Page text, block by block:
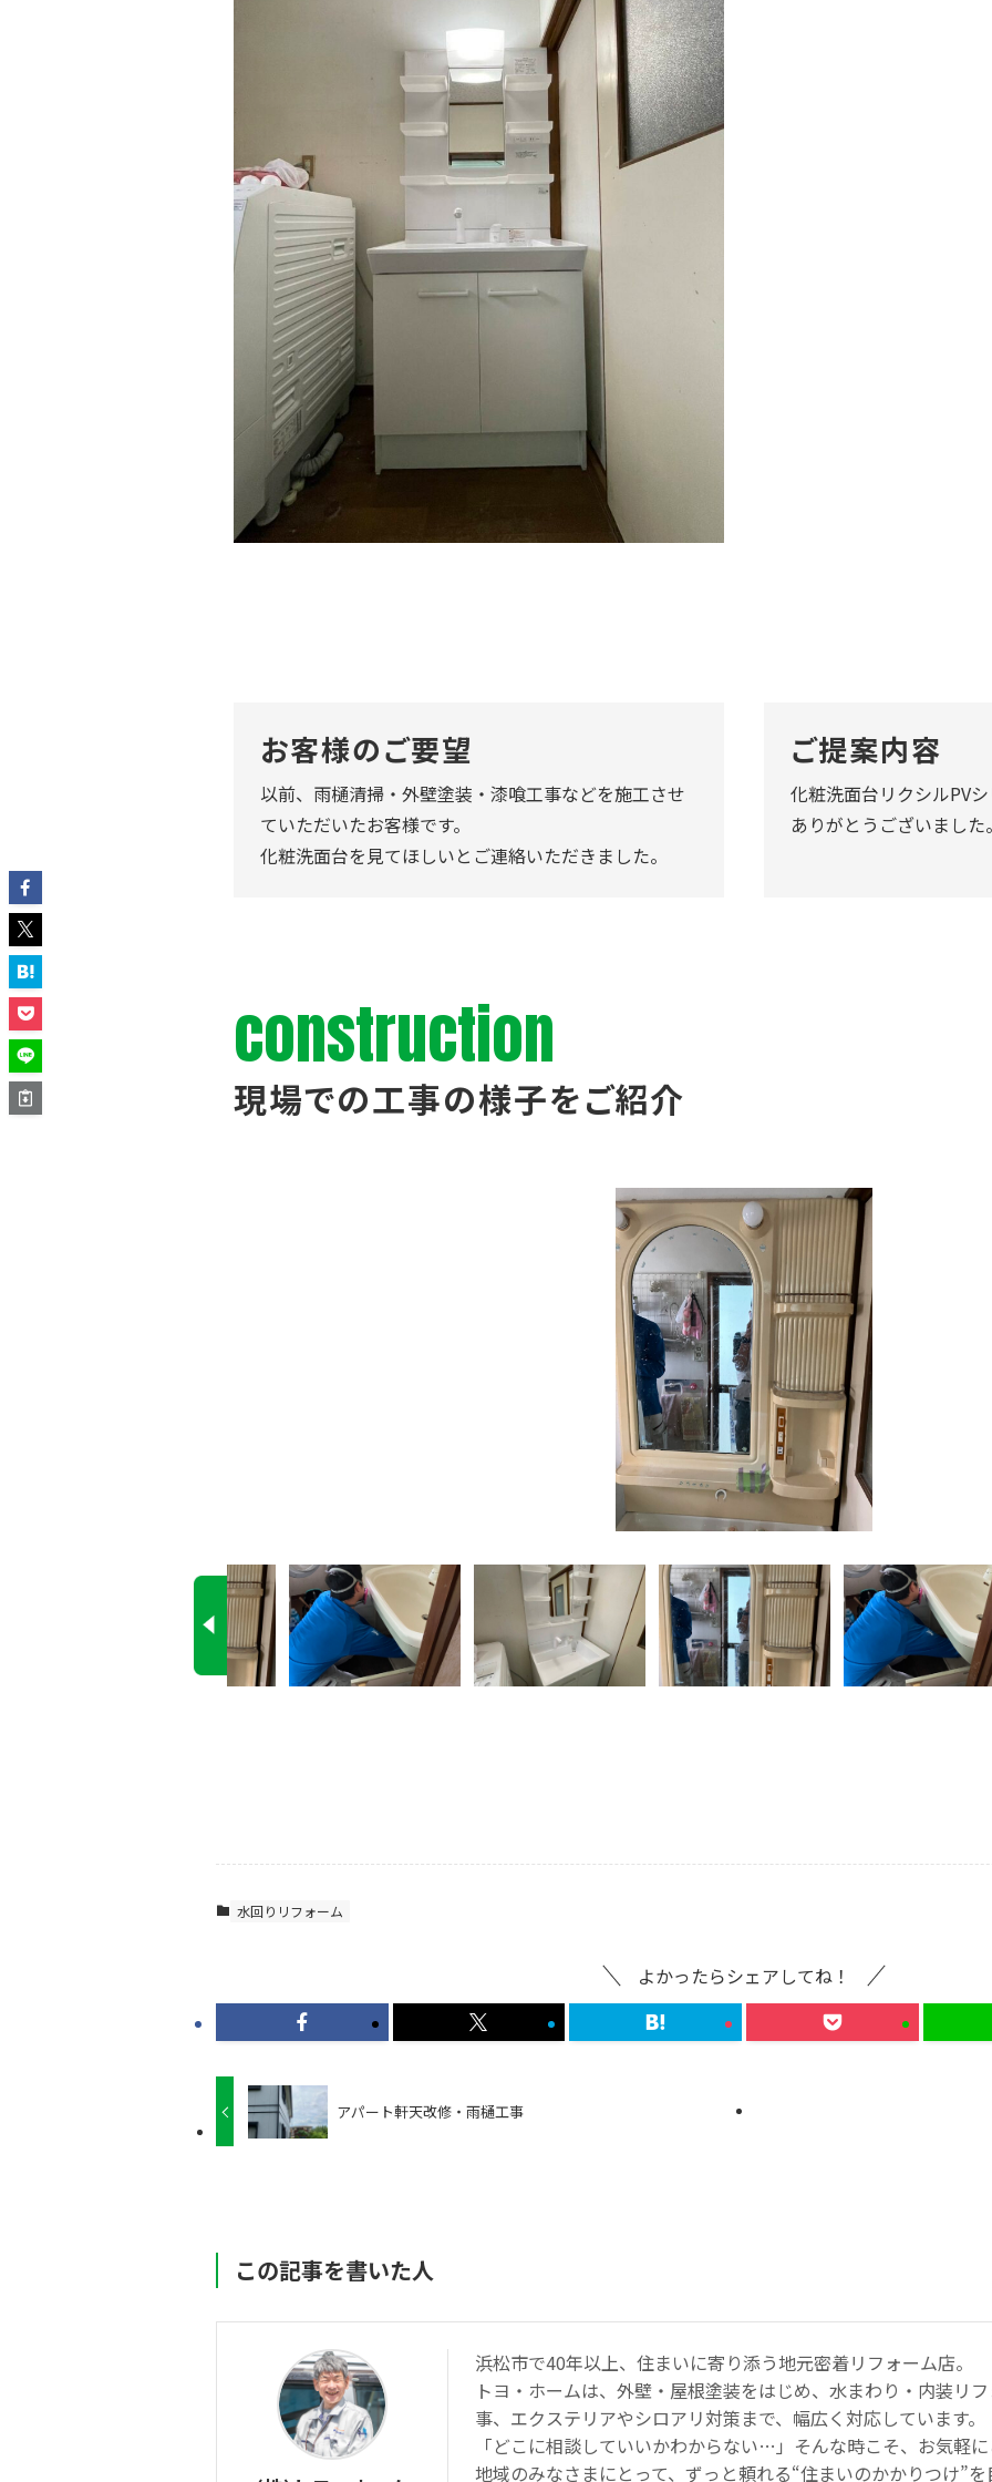
お客様のご要望
以前、雨樋清掃・外壁塗装・漆喰工事などを施工させ
ていただいたお客様です。
化粧洗面台を見てほしいとご連絡いただきました。
ご提案内容
化粧洗面台リクシルPV
ありがとうございました。
construction
現場での工事の様子をご紹介
水回りリフォーム
よかったらシェアしてね！
アパート軒天改修・雨樋工事
この記事を書いた人
浜松市で40年以上、住まいに寄り添う地元密着リフォーム店。
トヨ・ホームは、外壁・屋根塗装をはじめ、水まわり・内装リ
事、エクステリアやシロアリ対策まで、幅広く対応しています。
「どこに相談していいかわからない…」そんな時こそ、お気軽に
地域のみなさまにとって、ずっと頼れる“住まいのかかりつけ”を